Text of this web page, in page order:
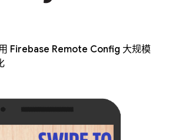
Firebase Remote Config 大规模